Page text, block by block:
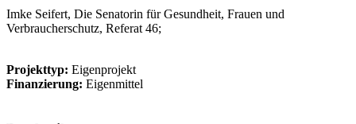
Imke Seifert, Die Senatorin für Gesundheit, Frauen und
Verbraucherschutz, Referat 46;
Projekttyp: Eigenprojekt
Finanzierung: Eigenmittel